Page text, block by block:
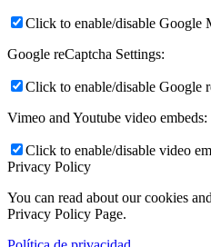
Click to enable/disable Google
Google reCaptcha Settings:
Click to enable/disable Google
Vimeo and Youtube video embeds:
Click to enable/disable video
Privacy Policy
You can read about our cookies
Privacy Policy Page.